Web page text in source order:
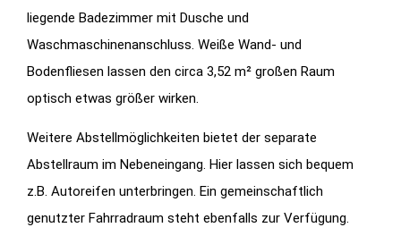
liegende Badezimmer mit Dusche und
Waschmaschinenanschluss. Weiße Wand- und
Bodenfliesen lassen den circa 3,52 m² großen Raum
optisch etwas größer wirken.
Weitere Abstellmöglichkeiten bietet der separate
Abstellraum im Nebeneingang. Hier lassen sich bequem
z.B. Autoreifen unterbringen. Ein gemeinschaftlich
genutzter Fahrradraum steht ebenfalls zur Verfügung.